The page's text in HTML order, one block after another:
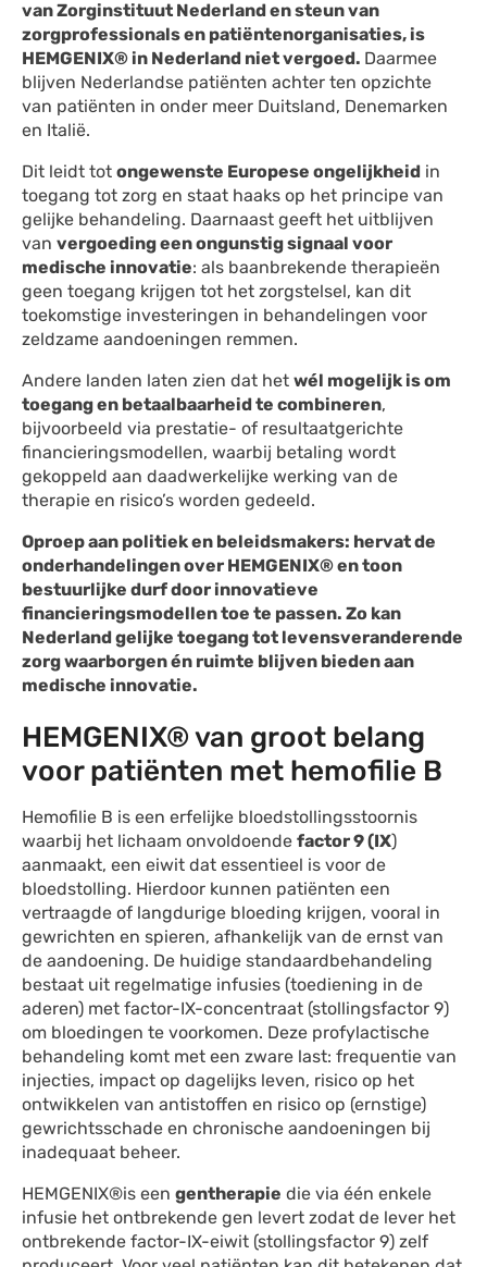
van Zorginstituut Nederland en steun van
zorgprofessionals en patiëntenorganisaties, is
HEMGENIX® in Nederland niet vergoed. Daarmee
blijven Nederlandse patiënten achter ten opzichte
van patiënten in onder meer Duitsland, Denemarken
en Italië.
Dit leidt tot ongewenste Europese ongelijkheid in
toegang tot zorg en staat haaks op het principe van
gelijke behandeling. Daarnaast geeft het uitblijven
van vergoeding een ongunstig signaal voor
medische innovatie: als baanbrekende therapieën
geen toegang krijgen tot het zorgstelsel, kan dit
toekomstige investeringen in behandelingen voor
zeldzame aandoeningen remmen.
Andere landen laten zien dat het wél mogelijk is om
toegang en betaalbaarheid te combineren,
bijvoorbeeld via prestatie- of resultaatgerichte
financieringsmodellen, waarbij betaling wordt
gekoppeld aan daadwerkelijke werking van de
therapie en risico’s worden gedeeld.
Oproep aan politiek en beleidsmakers: hervat de
onderhandelingen over HEMGENIX®en toon
bestuurlijke durf door innovatieve
financieringsmodellen toe te passen. Zo kan
Nederland gelijke toegang tot levensveranderende
zorg waarborgen én ruimte blijven bieden aan
medische innovatie.
HEMGENIX® van groot belang
voor patiënten met hemofilie B
Hemofilie B is een erfelijke bloedstollingsstoornis
waarbij het lichaam onvoldoende factor 9 (IX)
aanmaakt, een eiwit dat essentieel is voor de
bloedstolling. Hierdoor kunnen patiënten een
vertraagde of langdurige bloeding krijgen, vooral in
gewrichten en spieren, afhankelijk van de ernst van
de aandoening. De huidige standaardbehandeling
bestaat uit regelmatige infusies (toediening in de
aderen) met factor-IX-concentraat (stollingsfactor 9)
om bloedingen te voorkomen. Deze profylactische
behandeling komt met een zware last: frequentie van
injecties, impact op dagelijks leven, risico op het
ontwikkelen van antistoffen en risico op (ernstige)
gewrichtsschade en chronische aandoeningen bij
inadequaat beheer.
HEMGENIX®is een gentherapie die via één enkele
infusie het ontbrekende gen levert zodat de lever het
ontbrekende factor-IX-eiwit (stollingsfactor 9) zelf